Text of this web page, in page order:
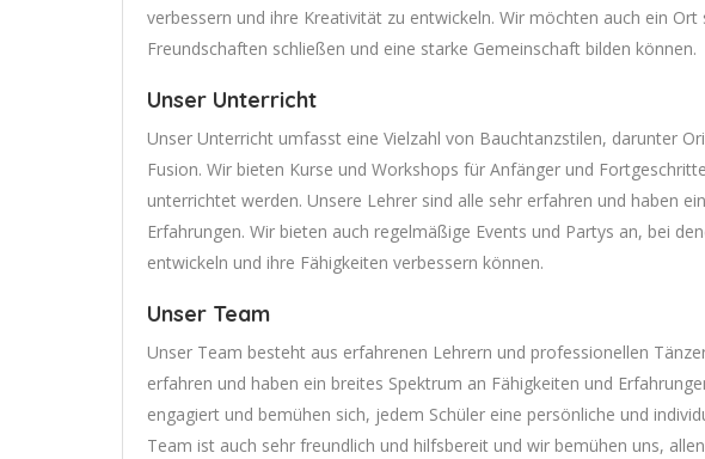
verbessern und ihre Kreativität zu entwickeln. Wir möchten auch ein Ort
Freundschaften schließen und eine starke Gemeinschaft bilden können.
Unser Unterricht
Unser Unterricht umfasst eine Vielzahl von Bauchtanzstilen, darunter
Fusion. Wir bieten Kurse und Workshops für Anfänger und
unterrichtet werden. Unsere Lehrer sind alle sehr erfahren und haben
Erfahrungen. Wir bieten auch regelmäßige Events und Partys an, bei
entwickeln und ihre Fähigkeiten verbessern können.
Unser Team
Unser Team besteht aus erfahrenen Lehrern und professionellen
erfahren und haben ein breites Spektrum an Fähigkeiten und
engagiert und bemühen sich, jedem Schüler eine persönliche und
Team ist auch sehr freundlich und hilfsbereit und wir bemühen uns,